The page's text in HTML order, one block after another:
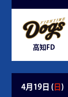
高知FD
4月19日 ( 日 )